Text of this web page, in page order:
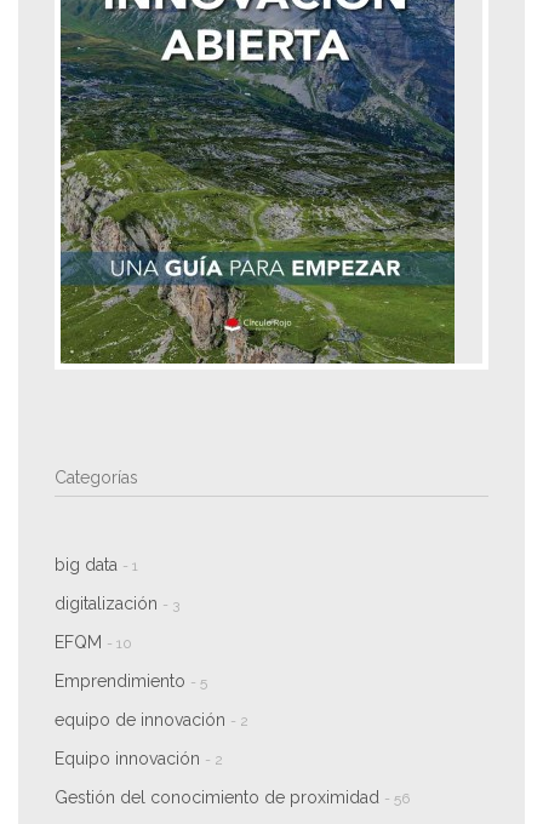
Categorías
big data - 1
digitalización - 3
EFQM - 10
Emprendimiento - 5
equipo de innovación - 2
Equipo innovación - 2
Gestión del conocimiento de proximidad - 56